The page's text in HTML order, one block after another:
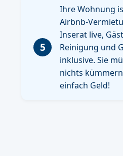
5
Ihre Wohnung
Airbnb-
Inserat live,
Reinigung und
inklusive. Sie
nichts
einfach Geld!